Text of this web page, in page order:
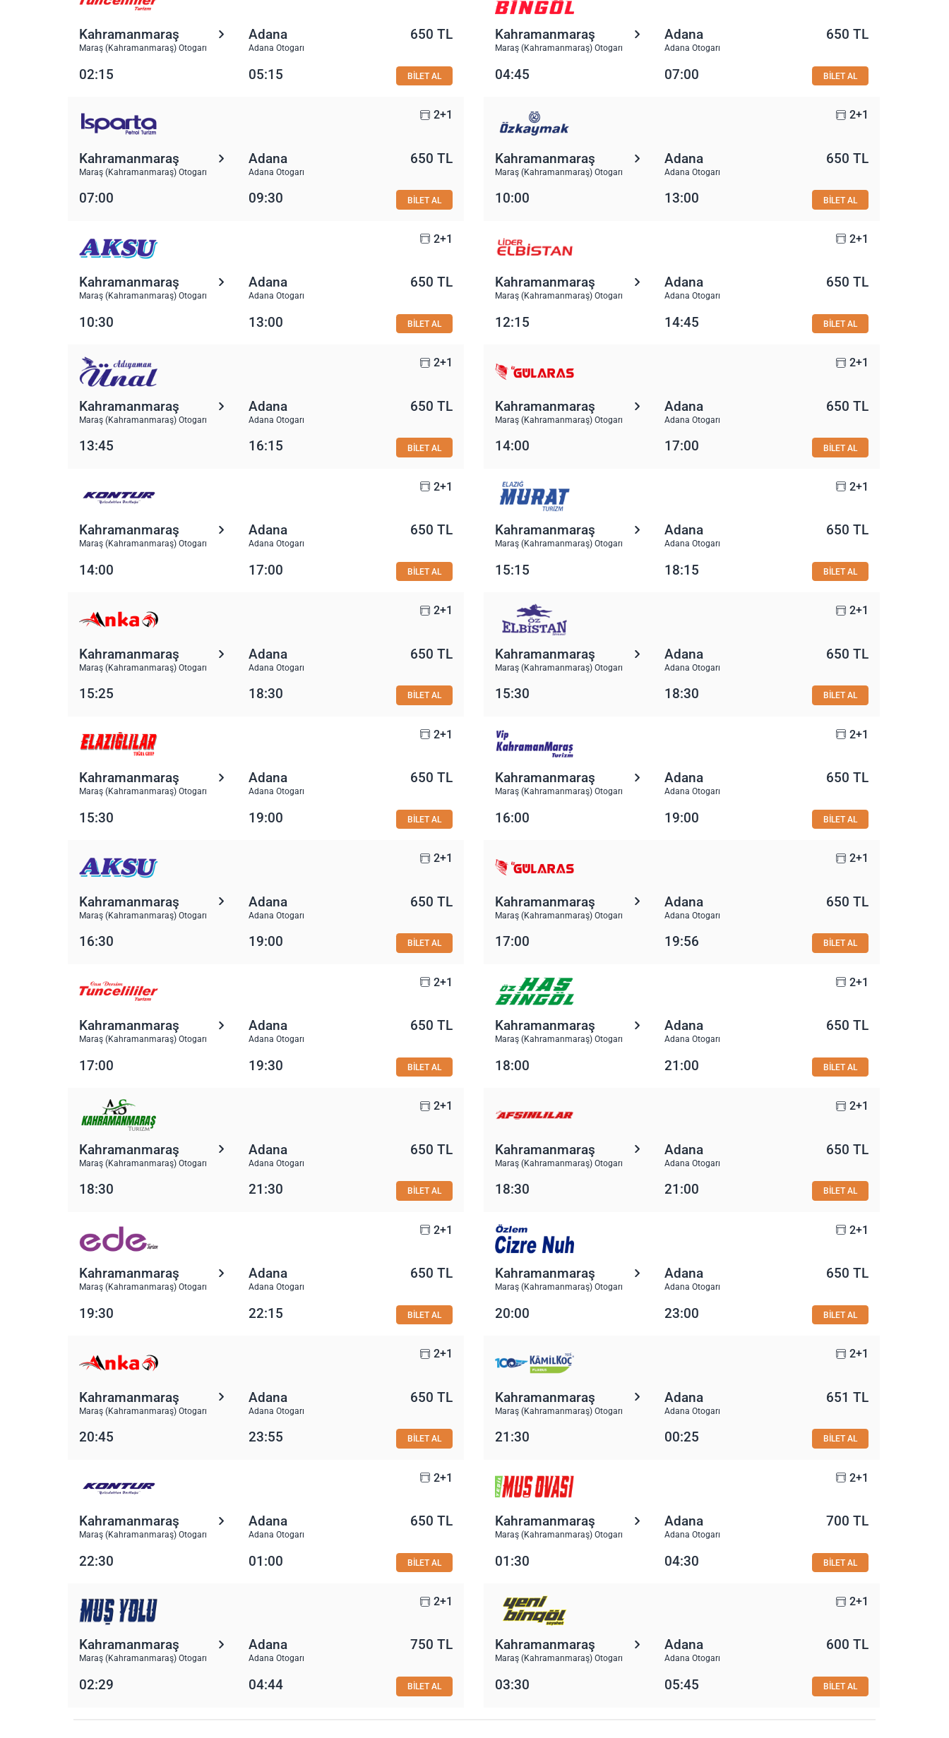
Kahramanmaraş
Maraş (Kahramanmaraş) Otogarı
Adana
Adana Otogarı
650 TL
02:15 05:15 BİLET AL
Kahramanmaraş
Maraş (Kahramanmaraş) Otogarı
Adana
Adana Otogarı
650 TL
04:45 07:00 BİLET AL
2+1
Kahramanmaraş
Maraş (Kahramanmaraş) Otogarı
Adana
Adana Otogarı
650 TL
07:00 09:30 BİLET AL
2+1
Kahramanmaraş
Maraş (Kahramanmaraş) Otogarı
Adana
Adana Otogarı
650 TL
10:00 13:00 BİLET AL
2+1
Kahramanmaraş
Maraş (Kahramanmaraş) Otogarı
Adana
Adana Otogarı
650 TL
10:30 13:00 BİLET AL
2+1
Kahramanmaraş
Maraş (Kahramanmaraş) Otogarı
Adana
Adana Otogarı
650 TL
12:15 14:45 BİLET AL
2+1
Kahramanmaraş
Maraş (Kahramanmaraş) Otogarı
Adana
Adana Otogarı
650 TL
13:45 16:15 BİLET AL
2+1
Kahramanmaraş
Maraş (Kahramanmaraş) Otogarı
Adana
Adana Otogarı
650 TL
14:00 17:00 BİLET AL
2+1
Kahramanmaraş
Maraş (Kahramanmaraş) Otogarı
Adana
Adana Otogarı
650 TL
14:00 17:00 BİLET AL
2+1
Kahramanmaraş
Maraş (Kahramanmaraş) Otogarı
Adana
Adana Otogarı
650 TL
15:15 18:15 BİLET AL
2+1
Kahramanmaraş
Maraş (Kahramanmaraş) Otogarı
Adana
Adana Otogarı
650 TL
15:25 18:30 BİLET AL
2+1
Kahramanmaraş
Maraş (Kahramanmaraş) Otogarı
Adana
Adana Otogarı
650 TL
15:30 18:30 BİLET AL
2+1
Kahramanmaraş
Maraş (Kahramanmaraş) Otogarı
Adana
Adana Otogarı
650 TL
15:30 19:00 BİLET AL
2+1
Kahramanmaraş
Maraş (Kahramanmaraş) Otogarı
Adana
Adana Otogarı
650 TL
16:00 19:00 BİLET AL
2+1
Kahramanmaraş
Maraş (Kahramanmaraş) Otogarı
Adana
Adana Otogarı
650 TL
16:30 19:00 BİLET AL
2+1
Kahramanmaraş
Maraş (Kahramanmaraş) Otogarı
Adana
Adana Otogarı
650 TL
17:00 19:56 BİLET AL
2+1
Kahramanmaraş
Maraş (Kahramanmaraş) Otogarı
Adana
Adana Otogarı
650 TL
17:00 19:30 BİLET AL
2+1
Kahramanmaraş
Maraş (Kahramanmaraş) Otogarı
Adana
Adana Otogarı
650 TL
18:00 21:00 BİLET AL
2+1
Kahramanmaraş
Maraş (Kahramanmaraş) Otogarı
Adana
Adana Otogarı
650 TL
18:30 21:30 BİLET AL
2+1
Kahramanmaraş
Maraş (Kahramanmaraş) Otogarı
Adana
Adana Otogarı
650 TL
18:30 21:00 BİLET AL
2+1
Kahramanmaraş
Maraş (Kahramanmaraş) Otogarı
Adana
Adana Otogarı
650 TL
19:30 22:15 BİLET AL
2+1
Kahramanmaraş
Maraş (Kahramanmaraş) Otogarı
Adana
Adana Otogarı
650 TL
20:00 23:00 BİLET AL
2+1
Kahramanmaraş
Maraş (Kahramanmaraş) Otogarı
Adana
Adana Otogarı
650 TL
20:45 23:55 BİLET AL
2+1
Kahramanmaraş
Maraş (Kahramanmaraş) Otogarı
Adana
Adana Otogarı
651 TL
21:30 00:25 BİLET AL
2+1
Kahramanmaraş
Maraş (Kahramanmaraş) Otogarı
Adana
Adana Otogarı
650 TL
22:30 01:00 BİLET AL
2+1
Kahramanmaraş
Maraş (Kahramanmaraş) Otogarı
Adana
Adana Otogarı
700 TL
01:30 04:30 BİLET AL
2+1
Kahramanmaraş
Maraş (Kahramanmaraş) Otogarı
Adana
Adana Otogarı
750 TL
02:29 04:44 BİLET AL
2+1
Kahramanmaraş
Maraş (Kahramanmaraş) Otogarı
Adana
Adana Otogarı
600 TL
03:30 05:45 BİLET AL